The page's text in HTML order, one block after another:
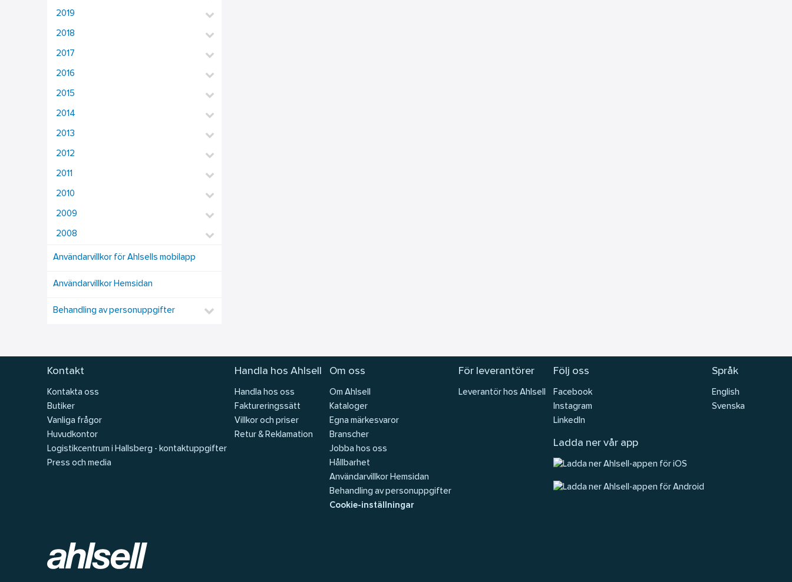
2019
2018
2017
2016
2015
2014
2013
2012
2011
2010
2009
2008
Användarvillkor för Ahlsells mobilapp
Användarvillkor Hemsidan
Behandling av personuppgifter
Kontakt
Kontakta oss
Butiker
Vanliga frågor
Huvudkontor
Logistikcentrum i Hallsberg - kontaktuppgifter
Press och media
Handla hos Ahlsell
Handla hos oss
Faktureringssätt
Villkor och priser
Retur & Reklamation
Om oss
Om Ahlsell
Kataloger
Egna märkesvaror
Branscher
Jobba hos oss
Hållbarhet
Användarvillkor Hemsidan
Behandling av personuppgifter
Cookie-inställningar
För leverantörer
Leverantör hos Ahlsell
Följ oss
Facebook
Instagram
LinkedIn
Ladda ner vår app
Språk
English
Svenska